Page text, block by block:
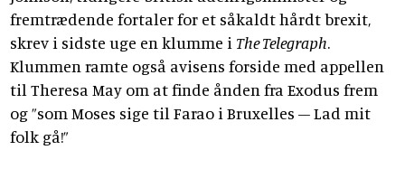
fremtrædende fortaler for et såkaldt hårdt brexit,
skrev i sidste uge en klumme i The Telegraph.
Klummen ramte også avisens forside med appellen
til Theresa May om at finde ånden fra Exodus frem
og ”som Moses sige til Farao i Bruxelles – Lad mit
folk gå!”